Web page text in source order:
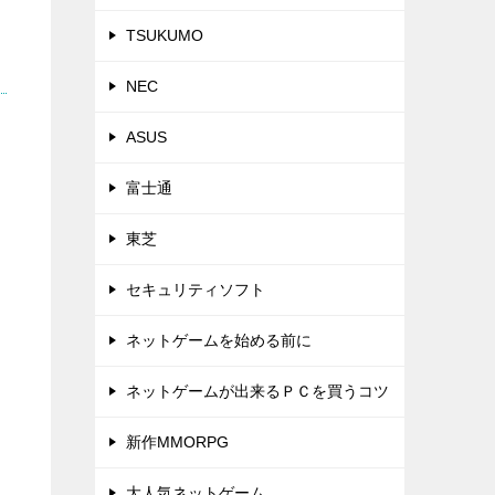
TSUKUMO
NEC
ASUS
富士通
東芝
セキュリティソフト
ネットゲームを始める前に
ネットゲームが出来るＰＣを買うコツ
新作MMORPG